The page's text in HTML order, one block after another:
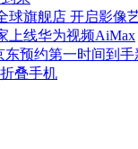
球旗舰店 开启影像
上线华为视频AiMax
东预约第一时间到手
叠手机